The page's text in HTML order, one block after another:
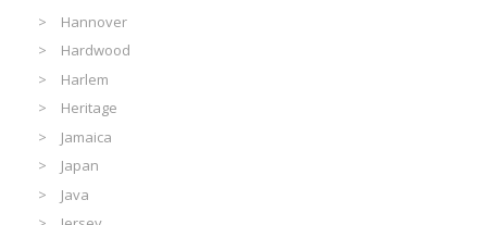
Hannover
Hardwood
Harlem
Heritage
Jamaica
Japan
Java